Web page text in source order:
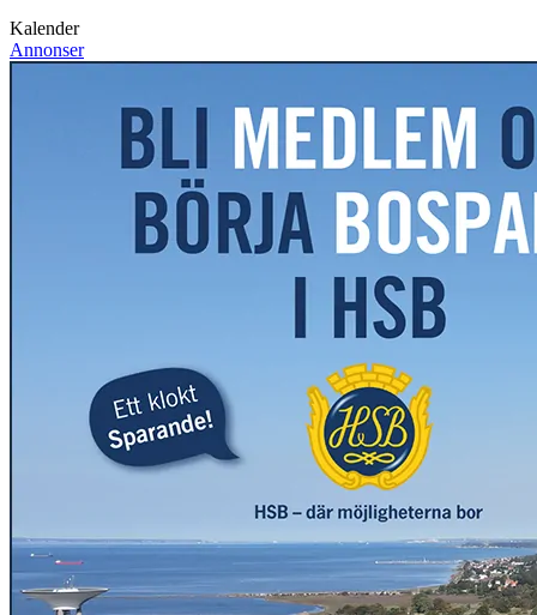
Kalender
Annonser